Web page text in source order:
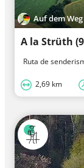
Auf dem
A la Strüth
Ruta de
2,69 km